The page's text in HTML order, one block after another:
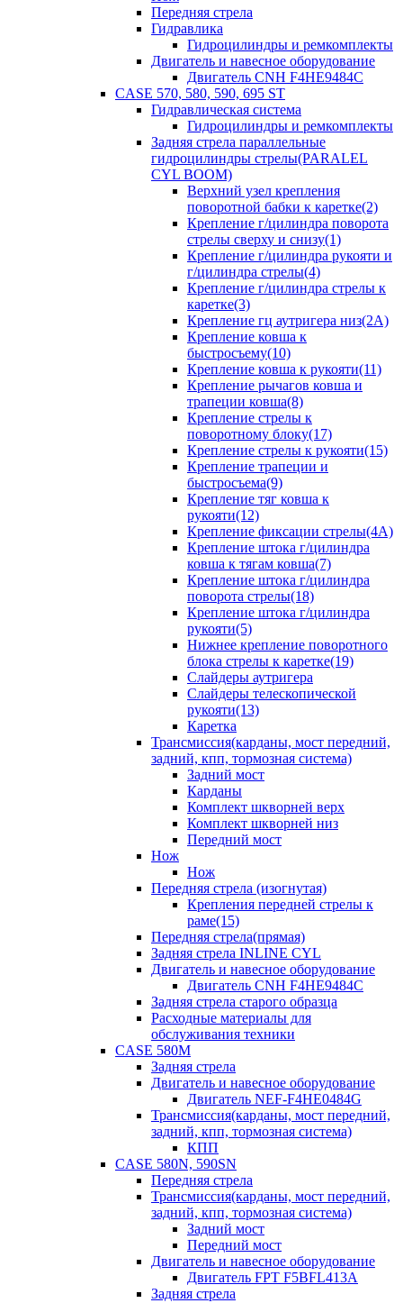
Передняя стрела
Гидравлика
Гидроцилиндры и ремкомплекты
Двигатель и навесное оборудование
Двигатель CNH F4HE9484C
CASE 570, 580, 590, 695 ST
Гидравлическая система
Гидроцилиндры и ремкомплекты
Задняя стрела параллельные
гидроцилиндры стрелы(PARALEL
CYL BOOM)
Верхний узел крепления
поворотной бабки к каретке(2)
Крепление г/цилиндра поворота
стрелы сверху и снизу(1)
Крепление г/цилиндра рукояти и
г/цилиндра стрелы(4)
Крепление г/цилиндра стрелы к
каретке(3)
Крепление гц аутригера низ(2А)
Крепление ковша к
быстросъему(10)
Крепление ковша к рукояти(11)
Крепление рычагов ковша и
трапеции ковша(8)
Крепление стрелы к
поворотному блоку(17)
Крепление стрелы к рукояти(15)
Крепление трапеции и
быстросъема(9)
Крепление тяг ковша к
рукояти(12)
Крепление фиксации стрелы(4A)
Крепление штока г/цилиндра
ковша к тягам ковша(7)
Крепление штока г/цилиндра
поворота стрелы(18)
Крепление штока г/цилиндра
рукояти(5)
Нижнее крепление поворотного
блока стрелы к каретке(19)
Слайдеры аутригера
Слайдеры телескопической
рукояти(13)
Каретка
Трансмиссия(карданы, мост передний,
задний, кпп, тормозная система)
Задний мост
Карданы
Комплект шкворней верх
Комплект шкворней низ
Передний мост
Нож
Нож
Передняя стрела (изогнутая)
Крепления передней стрелы к
раме(15)
Передняя стрела(прямая)
Задняя стрела INLINE CYL
Двигатель и навесное оборудование
Двигатель CNH F4HE9484C
Задняя стрела старого образца
Расходные материалы для
обслуживания техники
CASE 580M
Задняя стрела
Двигатель и навесное оборудование
Двигатель NEF-F4HE0484G
Трансмиссия(карданы, мост передний,
задний, кпп, тормозная система)
КПП
CASE 580N, 590SN
Передняя стрела
Трансмиссия(карданы, мост передний,
задний, кпп, тормозная система)
Задний мост
Передний мост
Двигатель и навесное оборудование
Двигатель FPT F5BFL413A
Задняя стрела